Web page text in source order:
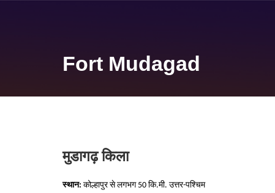
Fort Mudagad
मुडागढ़ किला
स्थान: कोल्हापुर से लगभग 50 कि.मी. उत्तर-पश्चिम